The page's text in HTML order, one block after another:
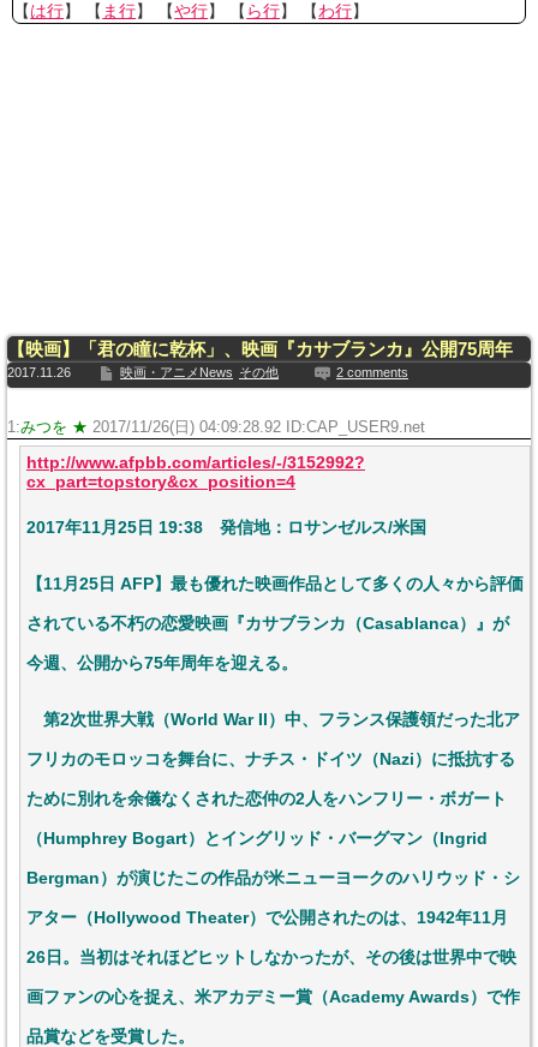
【は行】 【 ま行】 【や行】 【 ら行】 【わ行】
【映画】「君の瞳に乾杯」、映画『カサブランカ』公開75周年
2017.11.26 映画・アニメNews その他 2 comments
1:みつを ★ 2017/11/26(日) 04:09:28.92 ID:CAP_USER9.net
http://www.afpbb.com/articles/-/3152992?
cx_part=topstory&cx_position=4
2017年11月25日 19:38 発信地：ロサンゼルス/米国
【11月25日 AFP】最も優れた映画作品として多くの人々から評価
されている不朽の恋愛映画『カサブランカ（Casablanca）』が
今週、公開から75年周年を迎える。
第2次世界大戦（World War II）中、フランス保護領だった北ア
フリカのモロッコを舞台に、ナチス・ドイツ（Nazi）に抵抗する
ために別れを余儀なくされた恋仲の2人をハンフリー・ボガート
（Humphrey Bogart）とイングリッド・バーグマン（Ingrid
Bergman）が演じたこの作品が米ニューヨークのハリウッド・シ
アター（Hollywood Theater）で公開されたのは、1942年11月
26日。当初はそれほどヒットしなかったが、その後は世界中で映
画ファンの心を捉え、米アカデミー賞（Academy Awards）で作
品賞などを受賞した。